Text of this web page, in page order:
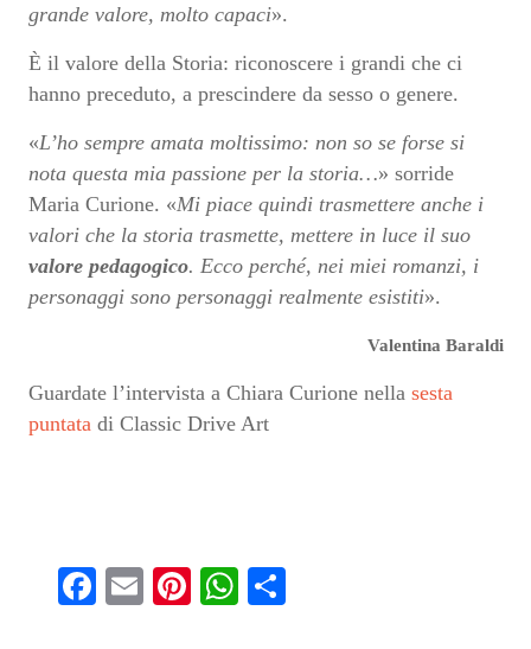
grande valore, molto capaci».
È il valore della Storia: riconoscere i grandi che ci
hanno preceduto, a prescindere da sesso o genere.
«L’ho sempre amata moltissimo: non so se forse si
nota questa mia passione per la storia…» sorride
Maria Curione. «Mi piace quindi trasmettere anche i
valori che la storia trasmette, mettere in luce il suo
valore pedagogico. Ecco perché, nei miei romanzi, i
personaggi sono personaggi realmente esistiti».
Valentina Baraldi
Guardate l’intervista a Chiara Curione nella sesta
puntata di Classic Drive Art
Fa E
Pi
W